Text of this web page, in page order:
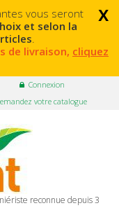
x
vous seront
et selon la
.
de livraison, cliquez
Connexion
votre catalogue
reconnue depuis 3